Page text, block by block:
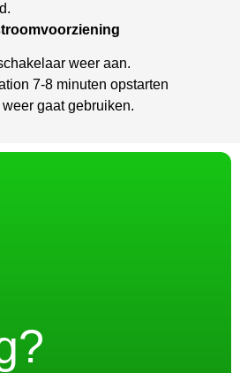
weer aan.
7-8 minuten opstarten
gaat gebruiken.